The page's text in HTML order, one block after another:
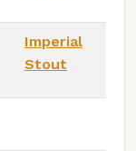
Imperial
Stout